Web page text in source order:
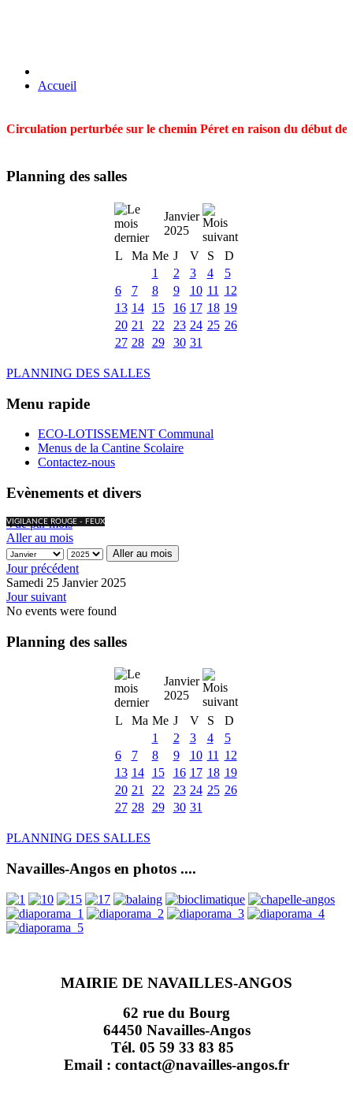
Accueil
Circulation perturbée sur le chemin Péret en raison du début
Planning des salles
Janvier
2025
L
Ma Me J V S
D
1
2 3 4
5
6
7 8 9 10 11
12
13 14 15 16 17 18 19
20 21 22 23 24 25 26
27 28 29 30 31
PLANNING DES SALLES
Menu rapide
ECO-LOTISSEMENT Communal
Menus de la Cantine Scolaire
Contactez-nous
Evènements et divers
VIGILANCE ROUGE - FEUX
Vue par mois
Aller au mois
Aller au mois
Jour précédent
Samedi 25 Janvier 2025
Jour suivant
No events were found
Planning des salles
Janvier
2025
L
Ma Me J V S
D
1
2 3 4
5
6
7 8 9 10 11
12
13 14 15 16 17 18 19
20 21 22 23 24 25 26
27 28 29 30 31
PLANNING DES SALLES
Navailles-Angos en photos ....
MAIRIE DE NAVAILLES-ANGOS
62 rue du Bourg
64450 Navailles-Angos
Tél. 05 59 33 83 85
Email : contact@navailles-angos.fr